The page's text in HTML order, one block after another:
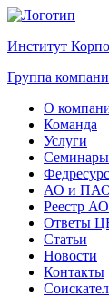
Институт
Группа
О
Команда
Услуги
Семинары
Федресурс
АО и
Реестр АО
Ответы
Статьи
Новости
Контакты